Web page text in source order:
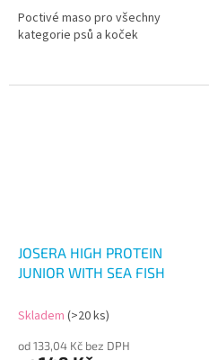
Poctivé maso pro všechny
kategorie psů a koček
JOSERA HIGH PROTEIN
JUNIOR WITH SEA FISH
Skladem (>20 ks)
od 133,04 Kč bez DPH